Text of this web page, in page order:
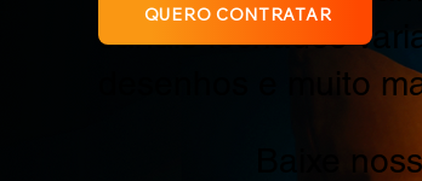
Baixe
canais fechados
desenhos e muito
QUERO CONTRATAR